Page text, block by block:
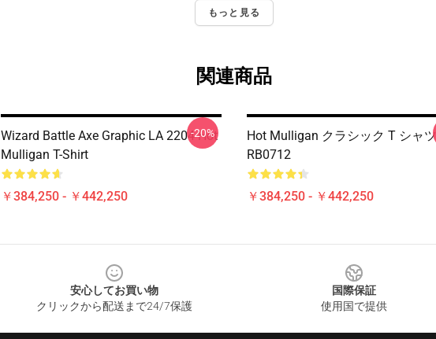
もっと見る
関連商品
Wizard Battle Axe Graphic LA 2204 Hot
Mulligan T-Shirt
￥384,250 - ￥442,250
-20%
Hot Mulligan クラシック T シャツ
RB0712
￥384,250 - ￥442,250
安心してお買い物
クリックから配送まで24/7保護
国際保証
使用国で提供